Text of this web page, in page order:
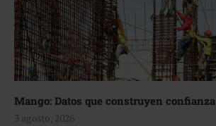
Mango: Datos que construyen confianza
3 agosto, 2026